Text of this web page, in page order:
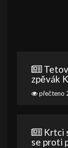
zpěvák
přečteno
Krtci
se proti